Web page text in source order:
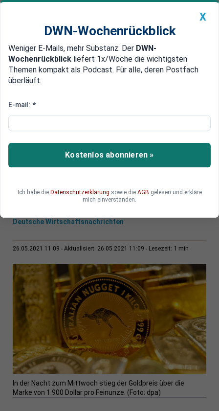
Newsticker MEIN DWN: Geldanlage Premium
Edelmetalle DWN-Magazin China
Goldpreis setzt Höhenflug fort,
Am Mittwoch stieg der Goldpreis auf den
höchsten Stand seit Anfang Januar. Hintergrund
sind wachsende Inflationssorgen infolge der
Deutsche Wirtschaftsnachrichten
26.05.2021 11:09 Aktualisiert: 26.05.2021 11:09 Lesezeit: 1 min
In der Nacht zum Mittwoch stieg der Goldpreis über die
Marke von 1.900 Dollar pro Feinunze. (Foto: dpa)
X
DWN-Wochenrückblick
Weniger E-Mails, mehr Substanz: Der DWN-
Wochenrückblick liefert 1x/Woche die wichtigsten
Themen kompakt als Podcast. Für alle, deren Postfach
überläuft.
E-mail: *
Kostenlos abonnieren »
Ich habe die Datenschutzerklärung sowie die AGB gelesen und erkläre
mich einverstanden.